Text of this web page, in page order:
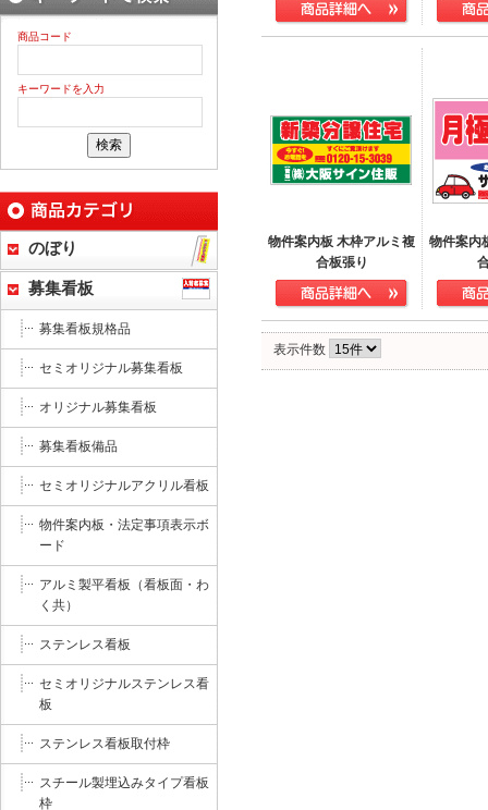
物件案内板 木枠アルミ複
合板張り
物件案内
表示件数
商品コード
キーワードを入力
のぼり
募集看板
募集看板規格品
セミオリジナル募集看板
オリジナル募集看板
募集看板備品
セミオリジナルアクリル看板
物件案内板・法定事項表示ボ
ード
アルミ製平看板（看板面・わ
く共）
ステンレス看板
セミオリジナルステンレス看
板
ステンレス看板取付枠
スチール製埋込みタイプ看板
枠